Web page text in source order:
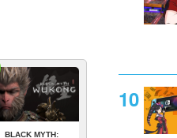
BLACK MYTH: